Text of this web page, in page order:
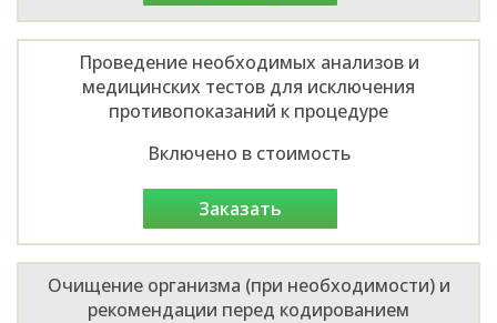
Проведение необходимых анализов и
медицинских тестов для исключения
противопоказаний к процедуре
Включено в стоимость
заказать
Очищение организма (при необходимости) и
рекомендации перед кодированием